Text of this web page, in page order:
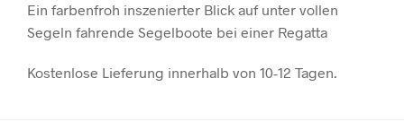
Ein farbenfroh inszenierter Blick auf unter vollen
Segeln fahrende Segelboote bei einer Regatta
Kostenlose Lieferung innerhalb von 10-12 Tagen.